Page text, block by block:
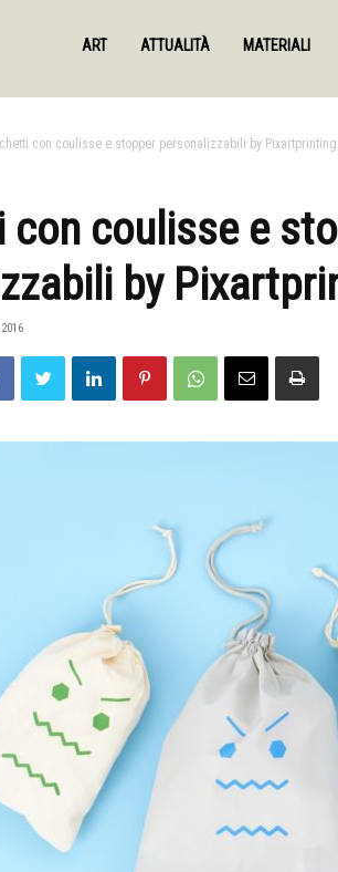
ART ATTUALITÀ MATERIALI
con coulisse e stopper personalizzabili by Pixartprinting
con coulisse e
by